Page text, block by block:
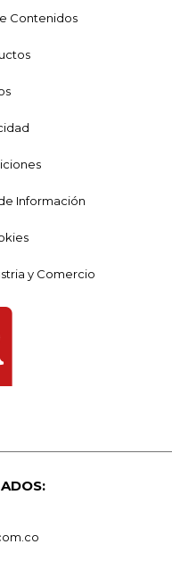
Contenidos
Información
y Comercio